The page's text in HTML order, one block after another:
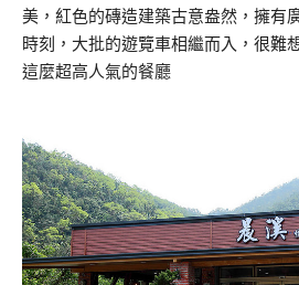
美，紅色的磚造建築古意盎然，擁有
時刻，大批的遊覽車相繼而入，很難
這麼超高人氣的餐廳